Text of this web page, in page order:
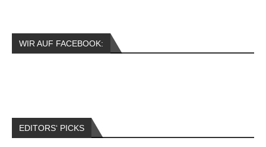
WIR AUF FACEBOOK:
EDITORS‘ PICKS